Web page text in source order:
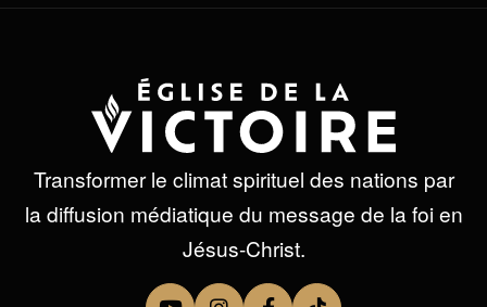
Transformer le climat spirituel des nations par
la diffusion médiatique du message de la foi en
Jésus-Christ.